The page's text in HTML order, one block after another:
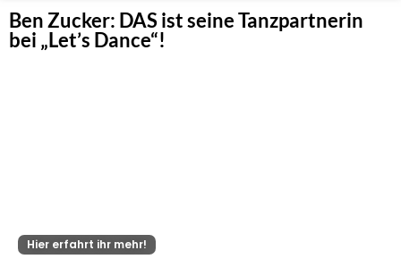
Ben Zucker: DAS ist seine Tanzpartnerin
bei „Let’s Dance“!
Hier erfahrt ihr mehr!